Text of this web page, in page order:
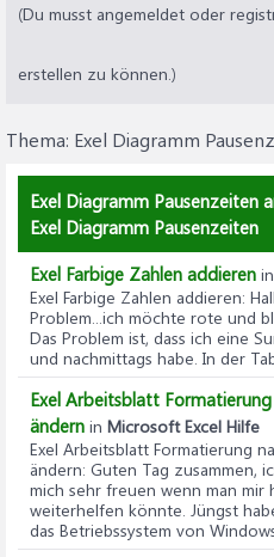
(Du musst angemeldet oder
erstellen zu können.)
Thema: Exel Diagramm
Exel Diagramm Pausenzeiten
Exel Diagramm Pausenzeiten
Exel Farbige Zahlen addieren in
Exel Farbige Zahlen addieren:
Problem...ich möchte rote und
Das Problem ist, dass ich eine
und nachmittags habe. In der
Exel Arbeitsblatt
ändern in Microsoft Excel Hilfe
Exel Arbeitsblatt Formatierung
ändern: Guten Tag zusammen,
mich sehr freuen wenn man mir
weiterhelfen könnte. Jüngst
das Betriebssystem von Windows